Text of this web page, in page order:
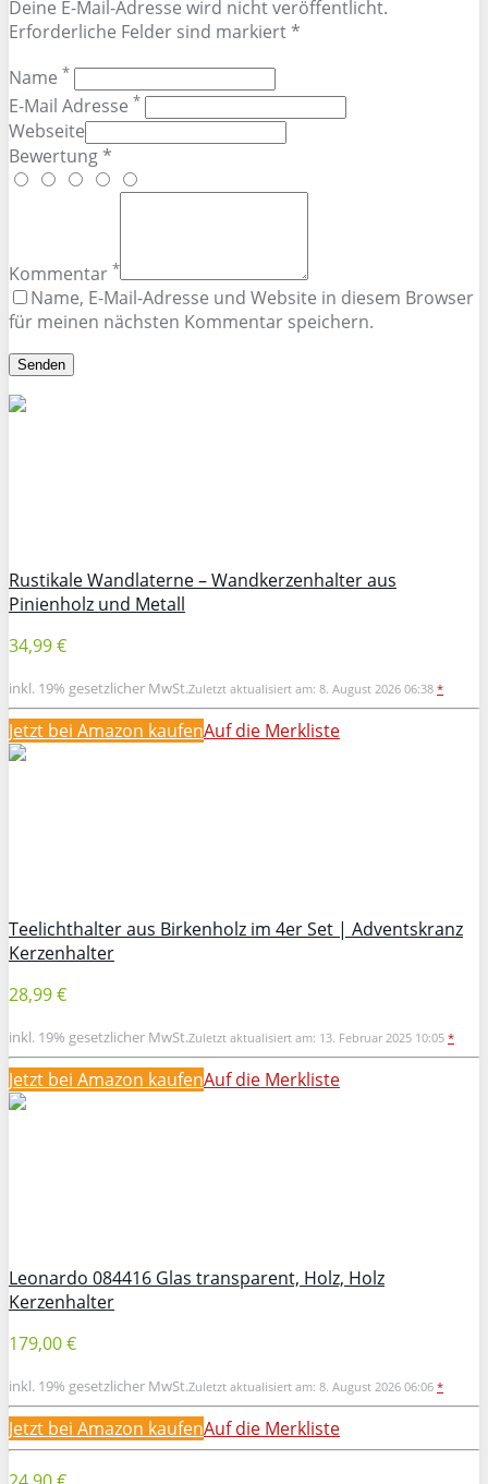
Deine E-Mail-Adresse wird nicht veröffentlicht.
Erforderliche Felder sind markiert *
Name *
E-Mail Adresse *
Webseite
Bewertung *
Kommentar *
Name, E-Mail-Adresse und Website in diesem Browser
für meinen nächsten Kommentar speichern.
Rustikale Wandlaterne – Wandkerzenhalter aus
Pinienholz und Metall
34,99 €
inkl. 19% gesetzlicher MwSt.Zuletzt aktualisiert am: 8. August 2026 06:38 *
Jetzt bei Amazon kaufenAuf die Merkliste
Teelichthalter aus Birkenholz im 4er Set | Adventskranz
Kerzenhalter
28,99 €
inkl. 19% gesetzlicher MwSt.Zuletzt aktualisiert am: 13. Februar 2025 10:05 *
Jetzt bei Amazon kaufenAuf die Merkliste
Leonardo 084416 Glas transparent, Holz, Holz
Kerzenhalter
179,00 €
inkl. 19% gesetzlicher MwSt.Zuletzt aktualisiert am: 8. August 2026 06:06 *
Jetzt bei Amazon kaufenAuf die Merkliste